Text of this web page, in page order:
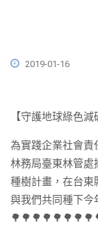
2019-01-16
【守護地球綠色
為實踐企業社會責
林務局臺東林管處
種樹計畫，在台東
與我們共同種下今
🌳 🌳 🌳 🌳 🌳 🌳 🌳 🌳